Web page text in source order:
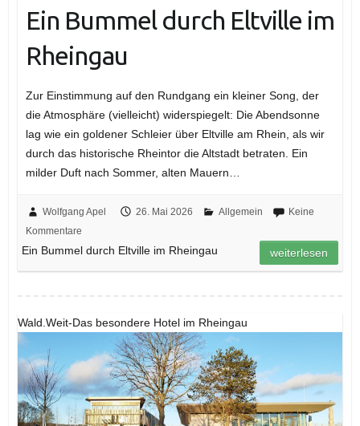
Ein Bummel durch Eltville im
Rheingau
Zur Einstimmung auf den Rundgang ein kleiner Song, der
die Atmosphäre (vielleicht) widerspiegelt: Die Abendsonne
lag wie ein goldener Schleier über Eltville am Rhein, als wir
durch das historische Rheintor die Altstadt betraten. Ein
milder Duft nach Sommer, alten Mauern…
Wolfgang Apel 26. Mai 2026 Allgemein
Keine
Kommentare
Ein Bummel durch Eltville im Rheingau weiterlesen
Wald.Weit-Das besondere Hotel im Rheingau